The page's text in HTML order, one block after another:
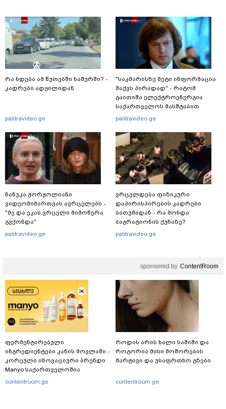
რა ხდება ამ წუთებში ხაშურში? -
კადრები ადგილიდან
palitravideo.ge
ნანუკა ჟორჟოლიანი
ვიდეომიმართვას ავრცელებს -
"მე და ეკას ვრცელი მიმოწერა
გვქონდა"
palitravideo.ge
"საკმარისზე მეტი ინფორმაცია
მაქვს პირადად" - რატომ
გაითიშა ელექტროენერგია
საქართველოს მასშტაბით
რამდენჯერმე: რას ამბობს
palitravideo.ge
ვრცელდება ფიზიკური
დაპირისპირების კადრები
ბათუმიდან - რა მოხდა
ბაგრატიონის ქუჩაზე?
palitravideo.ge
sponsored by ContentRoom
ფერმენტირებული
ინგრედიენტები კანის მოვლაში -
კორეული ინოვაციური ბრენდი
Manyo საქართველოშია
contentroom.ge
როდის არის ხალი საშიში და
როგორია მისი მოშორების
მარტივი და უსაფრთხო გზები
contentroom.ge